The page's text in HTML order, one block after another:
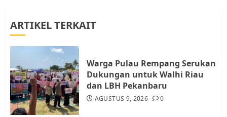
ARTIKEL TERKAIT
Warga Pulau Rempang Serukan
Dukungan untuk Walhi Riau
dan LBH Pekanbaru
AGUSTUS 9, 2026 0
4
Datangi Pemko Batam, Warga
JULI 21, 2026 0